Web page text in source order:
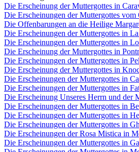
Die Erscheinung der Muttergottes in
Die Erscheinungen der Muttergottes
Die Offenbarungen an die Heilige
Die Erscheinungen der Muttergottes in
Die Erscheinungen der Muttergottes in
Die Erscheinung der Muttergottes in
Die Erscheinungen der Muttergottes in
Die Erscheinung der Muttergottes in
Die Erscheinungen der Muttergottes in
Die Erscheinungen der Muttergottes in
Die Erscheinung Unseres Herrn und der
Die Erscheinungen der Muttergottes in
Die Erscheinungen der Muttergottes in
Die Erscheinungen der Muttergottes in
Die Erscheinungen der Rosa Mistica in
Die Erscheinungen der Muttergottes in